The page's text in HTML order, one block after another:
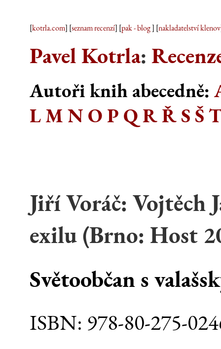
[kotrla.com] [seznam recenzí] [pak - blog] [nakladatelství klenov
Pavel Kotrla:
Autoři knih abecedně:
LMNOP QRŘS Š
Jiří Voráč: Vojtěch
exilu(Brno: Host
Světoobčan s
ISBN: 978-80-275-